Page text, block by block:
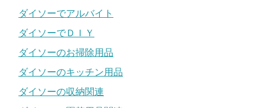
ダイソーでアルバイト
ダイソーでＤＩＹ
ダイソーのお掃除用品
ダイソーのキッチン用品
ダイソーの収納関連